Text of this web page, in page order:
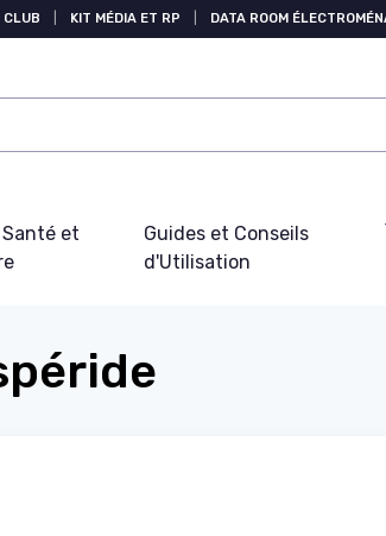
CLUB KIT MÉDIA ET RP DATA ROOM
et
Guides et Conseils
d'Utilisation